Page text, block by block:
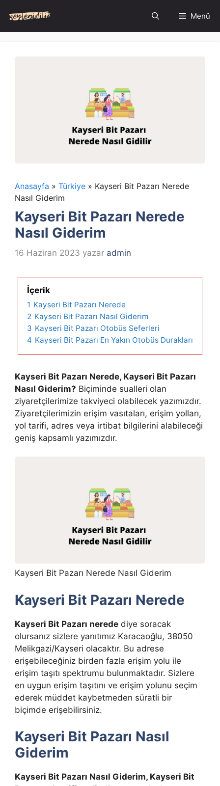
atla
Menü
Anasayfa » Türkiye » Kayseri Bit Pazarı Nerede
Nasıl Giderim
Kayseri Bit Pazarı Nerede
Nasıl Giderim
16 Haziran 2023 yazar admin
İçerik
1 Kayseri Bit Pazarı Nerede
2 Kayseri Bit Pazarı Nasıl Giderim
3 Kayseri Bit Pazarı Otobüs Seferleri
4 Kayseri Bit Pazarı En Yakın Otobüs Durakları
Kayseri Bit Pazarı Nerede, Kayseri Bit Pazarı
Nasıl Giderim? Biçiminde sualleri olan
ziyaretçilerimize takviyeci olabilecek yazımızdır.
Ziyaretçilerimizin erişim vasıtaları, erişim yolları,
yol tarifi, adres veya irtibat bilgilerini alabileceği
geniş kapsamlı yazımızdır.
Kayseri Bit Pazarı Nerede Nasıl Giderim
Kayseri Bit Pazarı Nerede
Kayseri Bit Pazarı nerede diye soracak
olursanız sizlere yanıtımız Karacaoğlu, 38050
Melikgazi/Kayseri olacaktır. Bu adrese
erişebileceğiniz birden fazla erişim yolu ile
erişim taşıtı spektrumu bulunmaktadır. Sizlere
en uygun erişim taşıtını ve erişim yolunu seçim
ederek müddet kaybetmeden süratli bir
biçimde erişebilirsiniz.
Kayseri Bit Pazarı Nasıl
Giderim
Kayseri Bit Pazarı Nasıl Giderim, Kayseri Bit